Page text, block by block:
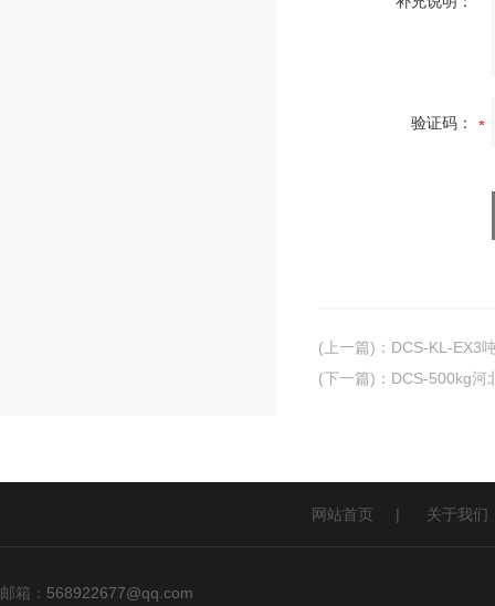
验证码：
(上一篇) ： DCS-KL-EX3
(下一篇) ： DCS-500kg河
网站首页 | 关于我们
邮箱： 568922677@qq.com